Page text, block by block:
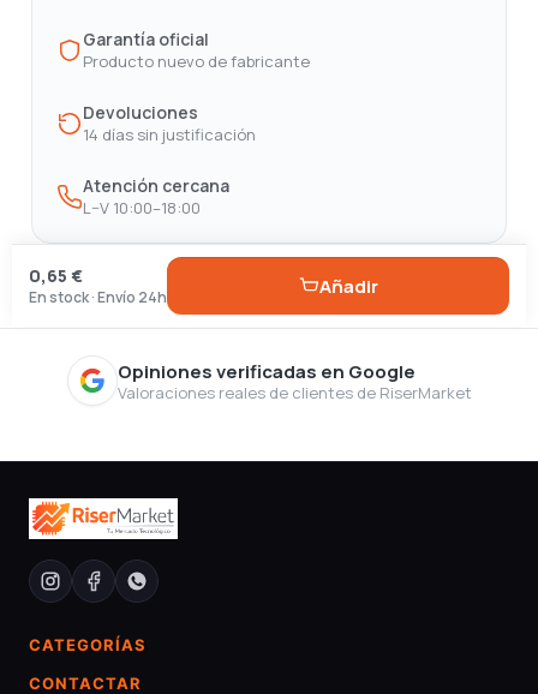
Garantía oficial
Producto nuevo de fabricante
Devoluciones
14 días sin justificación
Atención cercana
L–V 10:00–18:00
0,65 €
En stock · Envío 24h Añadir
Opiniones verificadas en Google
Valoraciones reales de clientes de RiserMarket
CATEGORÍAS
CONTACTAR